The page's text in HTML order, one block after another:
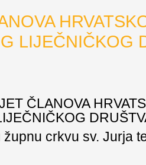
LIJEČNIČKOG
ČLANOVA
crkvu sv. Jurja